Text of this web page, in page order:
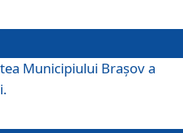
Municipiului Braşov a